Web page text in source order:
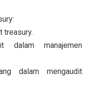
treasury.
dalam manajemen
dalam mengaudit